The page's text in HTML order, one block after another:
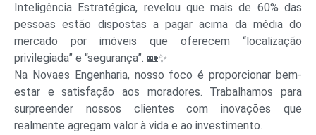
Inteligência Estratégica, revelou que mais de 60% das
pessoas estão dispostas a pagar acima da média do
mercado por imóveis que oferecem “localização
privilegiada” e “segurança”. 🏡✨
Na Novaes Engenharia, nosso foco é proporcionar bem-
estar e satisfação aos moradores. Trabalhamos para
surpreender nossos clientes com inovações que
realmente agregam valor à vida e ao investimento.